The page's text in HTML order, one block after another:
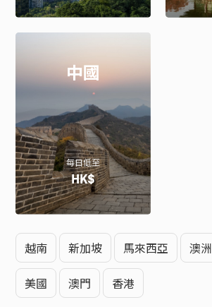
中國
每日低至
HK$
越南 新加坡 馬來西亞 澳洲
美國 澳門 香港